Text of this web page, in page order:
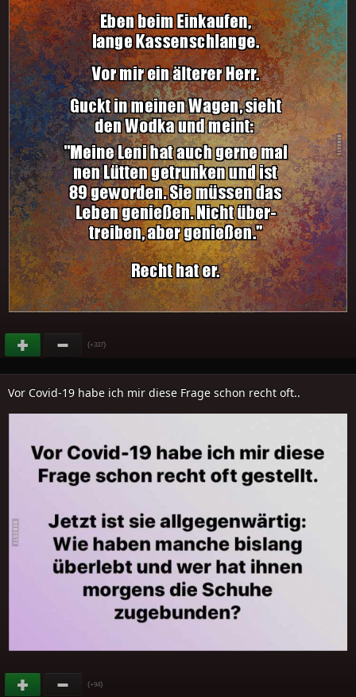
(+337)
Vor Covid-19 habe ich mir diese Frage schon recht oft..
(+94)